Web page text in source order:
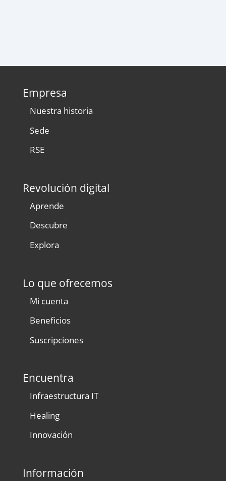
Empresa
Nuestra historia
Sede
RSE
Revolución digital
Aprende
Descubre
Explora
Lo que ofrecemos
Mi cuenta
Beneficios
Suscripciones
Encuentra
Infraestructura IT
Healing
Innovación
Información